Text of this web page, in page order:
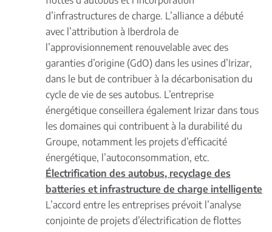
d’infrastructures de charge. L’alliance a débuté
avec l’attribution à Iberdrola de
l’approvisionnement renouvelable avec des
garanties d’origine (GdO) dans les usines d’Irizar,
dans le but de contribuer à la décarbonisation du
cycle de vie de ses autobus. L’entreprise
énergétique conseillera également Irizar dans tous
les domaines qui contribuent à la durabilité du
Groupe, notamment les projets d’efficacité
énergétique, l’autoconsommation, etc.
Électrification des autobus, recyclage des
batteries et infrastructure de charge intelligente
L’accord entre les entreprises prévoit l’analyse
conjointe de projets d’électrification de flottes